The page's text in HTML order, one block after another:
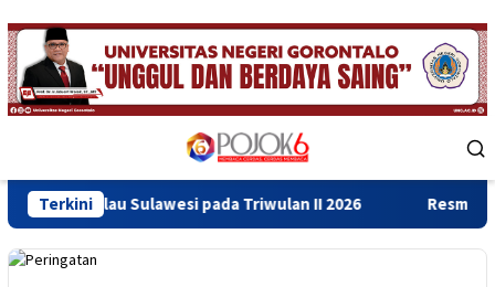
Skip
to
content
Menu
Terkini
Sulawesi pada Triwulan II 2026 Resmikan Gedung